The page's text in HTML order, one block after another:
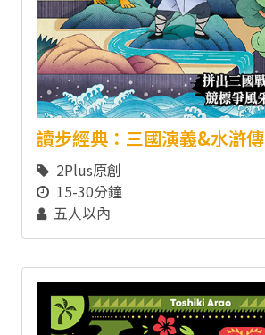
讀步經典：三國演義&水滸傳
2Plus原創
15-30分鐘
五人以內